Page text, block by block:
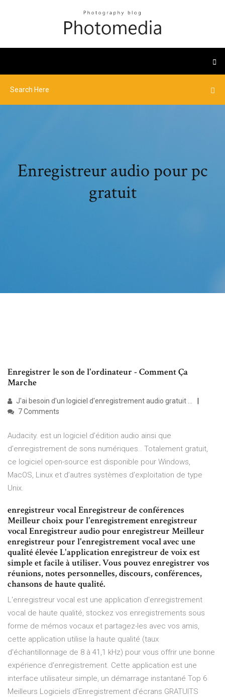
Enregistreur audio pour pc
gratuit
Enregistrer le son de l'ordinateur - Comment Ça
Marche
J'ai besoin d'un logiciel d'enregistrement audio gratuit ...
7 Comments
Audacity. est un logiciel d’édition audio ainsi que
d’enregistrement de sons numériques.. Totalement gratuit,
ce logiciel open-source est disponible pour Windows,
MacOS, Linux et d’autres systèmes d’exploitation de type
Unix.
enregistreur vocal Enregistreur de conférences
Meilleur choix pour l'enregistrement enregistreur
vocal Enregistreur audio pour enregistreur Meilleur
enregistreur pour l'enregistrement vocal avec une
qualité élevée L'application enregistreur de voix est
simple et facile à utiliser. Vous pouvez enregistrer vos
réunions, notes personnelles, discours, conférences,
chansons de haute qualité.
L'enregistreur vocal est une application d'enregistrement
vocal de haute qualité, stockez vos enregistrements sous
forme de mémos vocaux et partagez-les avec vos amis,
cette application utilise la haute qualité (taux
d'échantillonnage de 8 à 41,1 kHz) pour vous offrir une bonne
expérience d'enregistrement. Cette application est une
interface utilisateur simple, un démarrage instantané Top 6
Meilleurs Logiciels d'Enregistrement d'écrans GRATUITS